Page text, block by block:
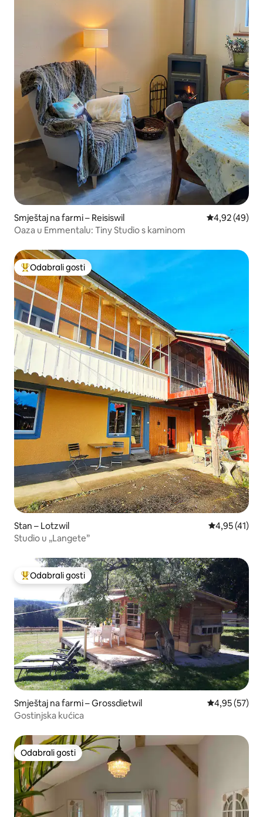
Smještaj na farmi – Reisiswil Prosječna
4,92 (49)
Oaza u Emmentalu: Tiny Studio s kaminom
Među najviše rangiranima s oznakom „Odabrali gosti”
Odabrali gosti
Stan – Lotzwil Prosječna
4,95 (41)
Studio u „Langete”
Među najviše rangiranima s oznakom „Odabrali gosti”
Odabrali gosti
Smještaj na farmi – Grossdietwil Prosječna
4,95 (57)
Gostinjska kućica
Odabrali gosti
Odabrali gosti